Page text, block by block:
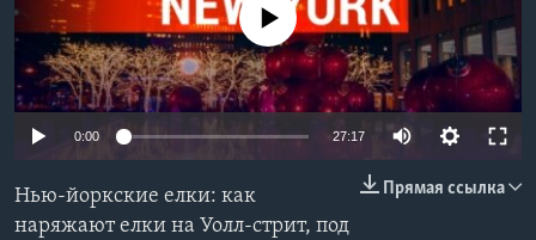
Learning English
СОЦИАЛЬНЫЕ СЕТИ
Языки
No media source currently available
0:00 27:17
Прямая ссылка
Нью-йоркские елки: как
наряжают елки на Уолл-стрит, под